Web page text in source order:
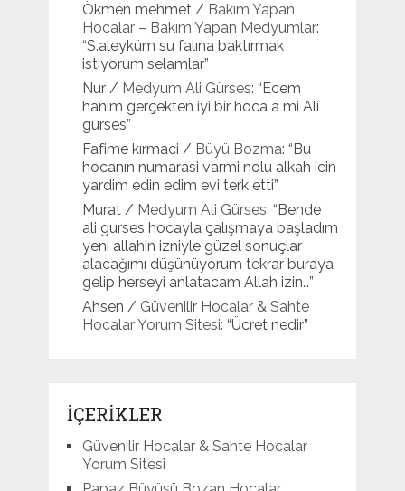
Ökmen mehmet/ Bakım Yapan
Hocalar – Bakım Yapan Medyumlar:
“S.aleyküm su falına baktırmak
istiyorum selamlar”
Nur/ Medyum Ali Gürses: “ Ecem
hanım gerçekten iyi bir hoca a mi Ali
gurses”
Fafime kırmaci / Büyü Bozma: “ Bu
hocanın numarasi varmi nolu alkah icin
yardim edin edim evi terk etti”
Murat/ Medyum Ali Gürses: “ Bende
ali gurses hocayla çalışmaya başladım
yeni allahin izniyle güzel sonuçlar
alacağımı düşünüyorum tekrar buraya
gelip herseyi anlatacam Allah izin…”
Ahsen / Güvenilir Hocalar & Sahte
Hocalar Yorum Sitesi: “Ücret nedir”
İÇERİKLER
Güvenilir Hocalar & Sahte Hocalar
Yorum Sitesi